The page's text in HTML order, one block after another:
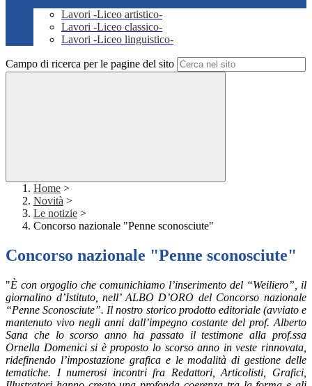
Lavori -Liceo artistico-
Lavori -Liceo classico-
Lavori -Liceo linguistico-
Campo di ricerca per le pagine del sito
Home >
Novità >
Le notizie >
Concorso nazionale "Penne sconosciute"
Concorso nazionale "Penne sconosciute"
"È con orgoglio che comunichiamo l’inserimento del “Weiliero”, il
giornalino d’Istituto, nell’ ALBO D’ORO del Concorso nazionale
“Penne Sconosciute”. Il nostro storico prodotto editoriale (avviato e
mantenuto vivo negli anni dall’impegno costante del prof. Alberto
Sana che lo scorso anno ha passato il testimone alla prof.ssa
Ornella Domenici si è proposto lo scorso anno in veste rinnovata,
ridefinendo l’impostazione grafica e le modalità di gestione delle
tematiche. I numerosi incontri fra Redattori, Articolisti, Grafici,